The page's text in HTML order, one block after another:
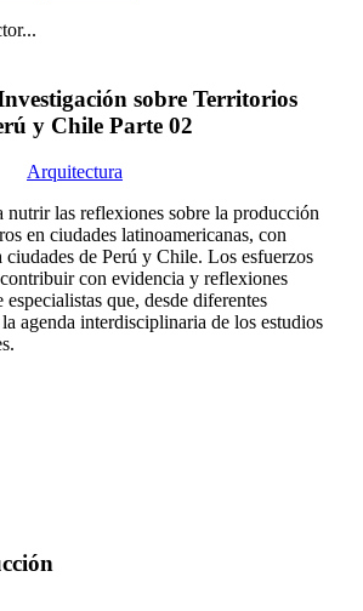
sobre Territorios
y Chile Parte 02
Arquitectura
nutrir las reflexiones sobre la producción
en ciudades latinoamericanas, con
ciudades de Perú y Chile. Los esfuerzos
con evidencia y reflexiones
que, desde diferentes
agenda interdisciplinaria de los estudios